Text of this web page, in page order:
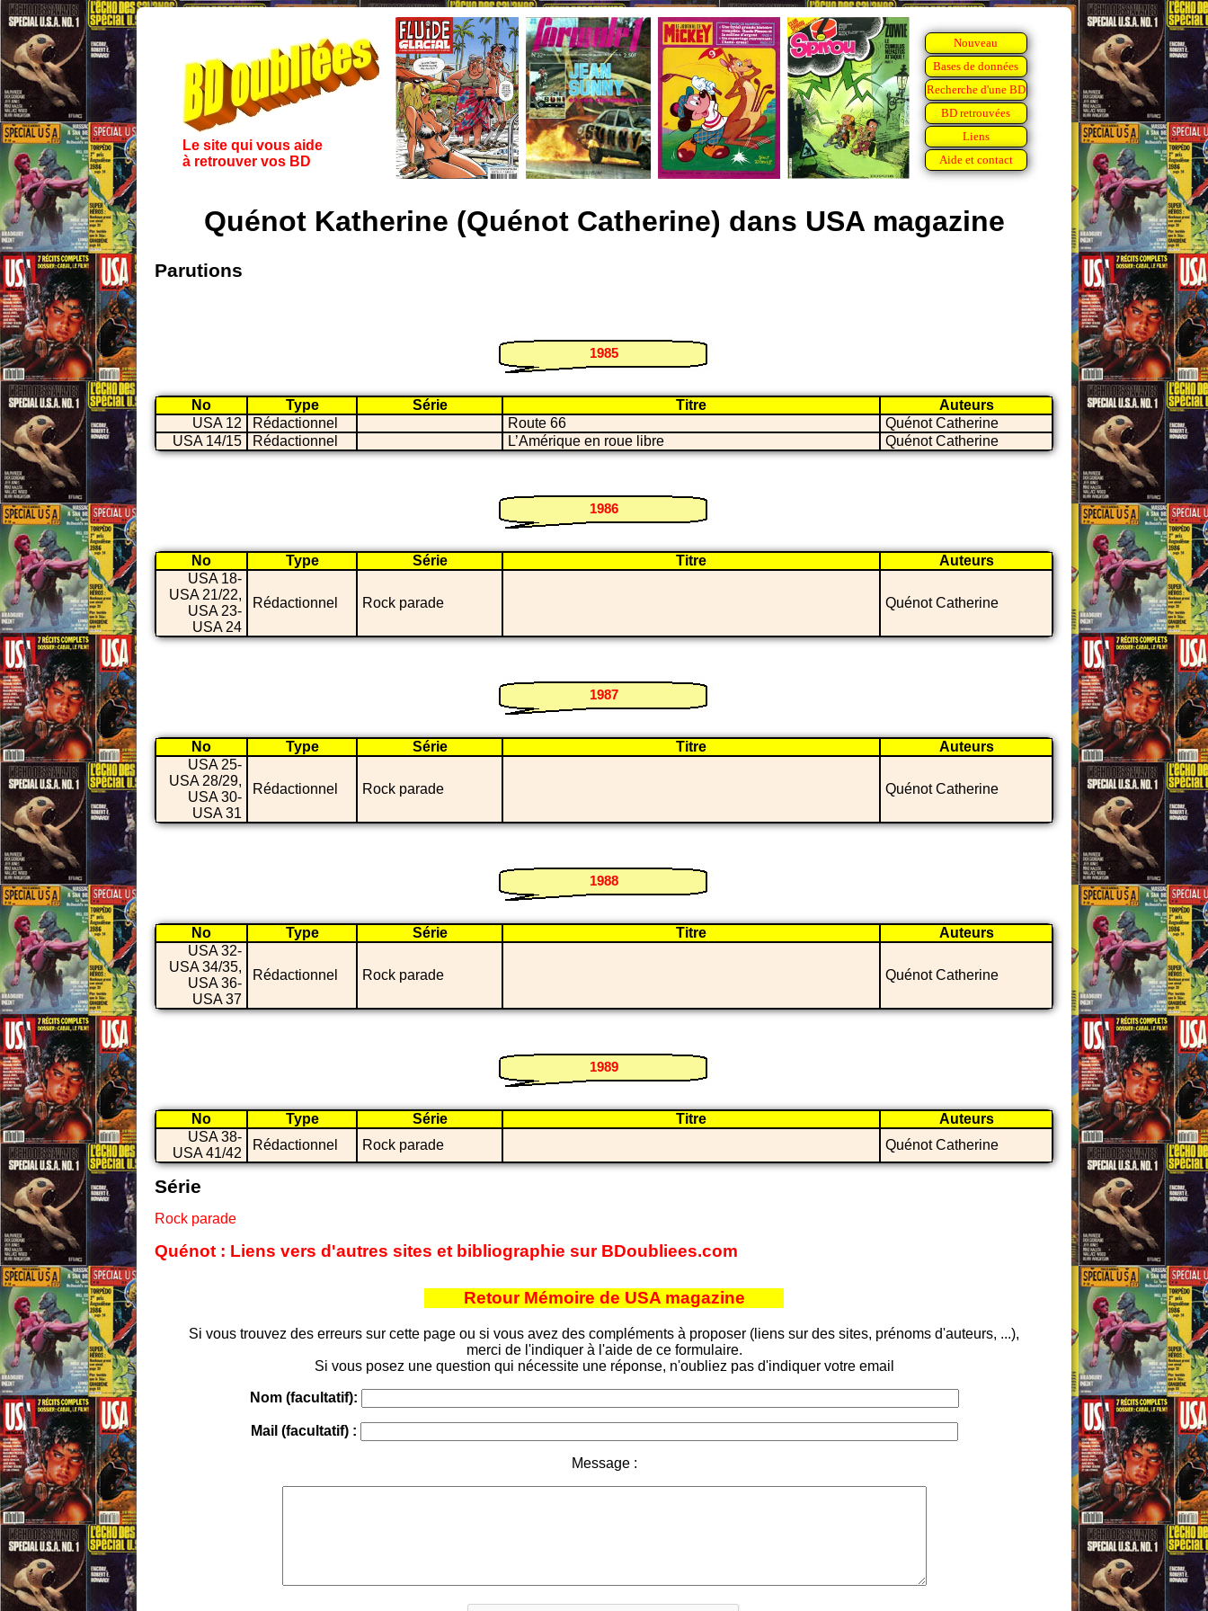
Le site qui vous aide
à retrouver vos BD
Nouveau
Bases de données
Recherche d'une BD
BD retrouvées
Liens
Aide et contact
Quénot Katherine (Quénot Catherine) dans USA magazine
Parutions
1985
No Type Série Titre
Auteurs
USA 12
Rédactionnel Route 66
Quénot Catherine
USA 14/15
Rédactionnel L’Amérique en roue libre Quénot Catherine
1986
No Type Série Titre
Auteurs
USA 18-
USA 21/22,
USA 23-
USA 24
Rédactionnel Rock parade Quénot Catherine
1987
No Type Série Titre
Auteurs
USA 25-
USA 28/29,
USA 30-
USA 31
Rédactionnel Rock parade Quénot Catherine
1988
No Type Série Titre
Auteurs
USA 32-
USA 34/35,
USA 36-
USA 37
Rédactionnel Rock parade Quénot Catherine
1989
No Type Série Titre
Auteurs
USA 38-
USA 41/42
Rédactionnel Rock parade Quénot Catherine
Série
Rock parade
Quénot : Liens vers d'autres sites et bibliographie sur BDoubliees.com
Retour Mémoire de USA magazine
Si vous trouvez des erreurs sur cette page ou si vous avez des compléments à proposer (liens sur des sites, prénoms d'auteurs, ...),
merci de l'indiquer à l'aide de ce formulaire.
Si vous posez une question qui nécessite une réponse, n'oubliez pas d'indiquer votre email
Nom (facultatif):
Mail (facultatif) :
Message :